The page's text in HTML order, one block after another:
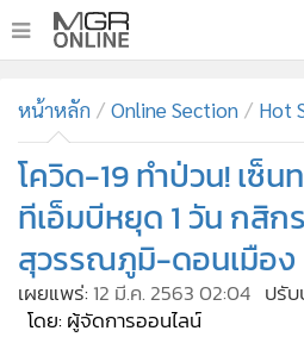
ทันเหตุการณ์
• ภาคใต้
• ภูมิภาค
Online Section
• บันเทิง
ผู้จัดการรายวัน
หน้าหลัก Online Section Hot
โควิด-19 ทำป่วน! เซ็
ทีเอ็มบีหยุด 1 วัน กสิก
สุวรรณภูมิ-ดอนเมือง
เผยแพร่: 12 มี.ค. 2563 02:04 ปรับ
โดย: ผู้จัดการออนไลน์